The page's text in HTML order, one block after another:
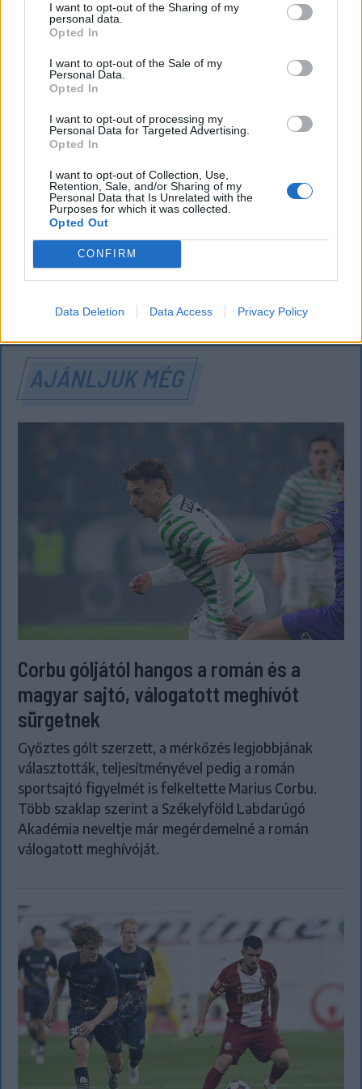
I want to opt-out of the Sharing of my
personal data.
Opted In
I want to opt-out of the Sale of my
Personal Data.
Opted In
I want to opt-out of processing my
Personal Data for Targeted Advertising.
Opted In
I want to opt-out of Collection, Use,
Retention, Sale, and/or Sharing of my
Personal Data that Is Unrelated with the
Purposes for which it was collected.
Opted Out
CONFIRM
Data Deletion Data Access Privacy Policy
CSÍKSZÉK
GYERGYÓSZÉK
UDVARHELYSZÉK
AJÁNLJUK MÉG
Corbu góljától hangos a román és a
magyar sajtó, válogatott meghívót
sürgetnek
Győztes gólt szerzett, a mérkőzés legjobbjának
választották, teljesítményével pedig a román
sportsajtó figyelmét is felkeltette Marius Corbu.
Több szaklap szerint a Székelyföld Labdarúgó
Akadémia neveltje már megérdemelné a román
válogatott meghívóját.